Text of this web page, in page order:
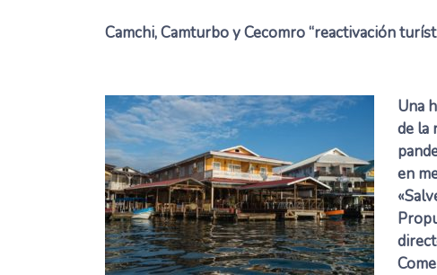
Camchi, Camturbo y Cecomro “reactivación
Una
de la
en